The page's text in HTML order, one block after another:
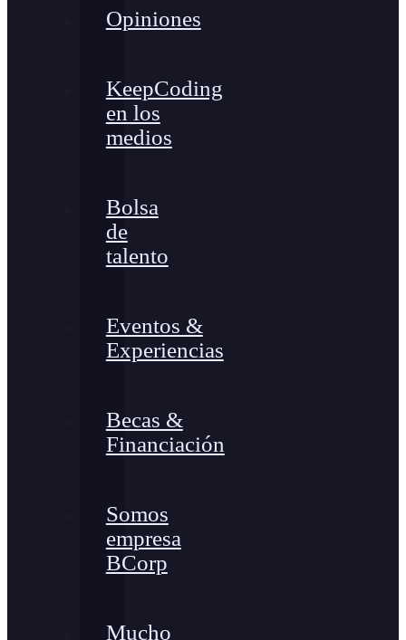
Opiniones
KeepCoding
en los
medios
Bolsa
de
talento
Eventos &
Experiencias
Becas &
Financiación
Somos
empresa
BCorp
Mucho